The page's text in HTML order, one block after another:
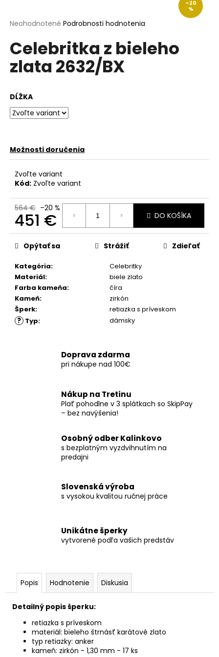
Priemerné
produktu
je
0,0
z
Neohodnotené Podrobnosti hodnotenia
Celebritka z bieleho
zlata 2632/BX
DĹŽKA
Možnosti doručenia
Zvoľte variant
Kód: Zvoľte variant
564 € –20 %
451 €
Jednotková
cena:
DO KOŠÍKA
Kategória:
Celebritky
Materiál:
biele zlato
Farba kameňa:
číra
Kameň:
zirkón
Šperk: retiazka s príveskom
? Typ: dámsky
Opýtať sa Strážiť Zdieľať
–20
%
Doprava zdarma
pri nákupe nad 100€
Nákup na Tretinu
Plať pohodlne v 3 splátkach so SkipPay
– bez navýšenia!
Osobný odber Kalinkovo
s bezplatným vyzdvihnutím na
predajni
Slovenská výroba
s vysokou kvalitou ručnej práce
Unikátne šperky
vytvorené podľa vašich predstáv
Popis Hodnotenie Diskusia
Detailný popis šperku:
retiazka s príveskom
materiál: bieleho štrnásť karátové zlato
typ retiazky: anker
kameň: zirkón - 1,30 mm - 17 ks
j
ť
?
O
p
o
r
ú
č
a
m
e